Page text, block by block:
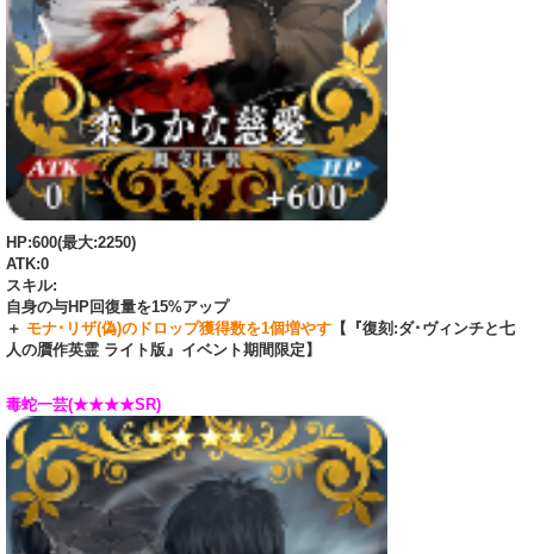
HP:600(最大:2250)
ATK:0
スキル:
自身の与HP回復量を15%アップ
＋ モナ･リザ(偽)のドロップ獲得数を1個増やす 【『復刻:ダ･ヴィンチと七
人の贋作英霊 ライト版』イベント期間限定】
毒蛇一芸(★★★★SR)